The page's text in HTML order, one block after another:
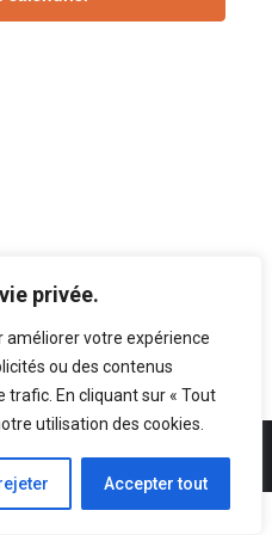
privée.
améliorer votre expérience
ou des contenus
En cliquant sur « Tout
utilisation des cookies.
Accepter tout